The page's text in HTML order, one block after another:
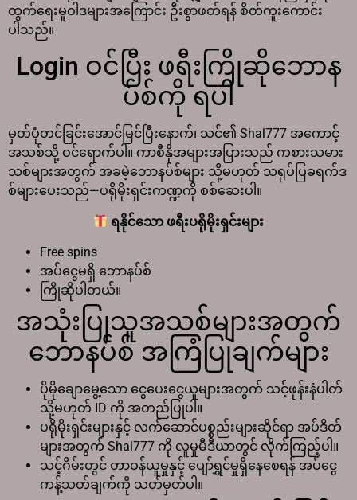
ထွက်ရေးမူဝါဒများအကြောင်း ဦးစွာဖတ်ရန် စိတ်ကူးကောင်း
ပါသည်။
Login ဝင်ပြီး ဖရီးကြိုဆိုဘောန
ပ်စ်ကို ရပါ
မှတ်ပုံတင်ခြင်းအောင်မြင်ပြီးနောက်၊ သင်၏ Shal777 အကောင့်
အသစ်သို့ ဝင်ရောက်ပါ။ ကာစီနိုအများအပြားသည် ကစားသမား
သစ်များအတွက် အခမဲ့ဘောနပ်စ်များ သို့မဟုတ် သရုပ်ပြခရက်ဒ
စ်များပေးသည်—ပရိုမိုးရှင်းကဏ္ဍကို စစ်ဆေးပါ။
ရနိုင်သော ဖရီးပရိုမိုးရှင်းများ
Free spins
အပ်ငွေမရှိ ဘောနပ်စ်
ကြိုဆိုပါတယ်။
အသုံးပြုသူအသစ်များအတွက်
ဘောနပ်စ် အကြံပြုချက်များ
ပိုမိုချောမွေ့သော ငွေပေးငွေယူများအတွက် သင့်ဖုန်းနံပါတ်
သို့မဟုတ် ID ကို အတည်ပြုပါ။
ပရိုမိုးရှင်းများနှင့် လက်ဆောင်ပစ္စည်းများဆိုင်ရာ အပ်ဒိတ်
များအတွက် Shal777 ကို လူမှုမီဒီယာတွင် လိုက်ကြည့်ပါ။
သင့်ဂိမ်းတွင် တာဝန်ယူမှုနှင့် ပျော်ရွှင်မှုရှိနေစေရန် အပ်ငွေ
ကန့်သတ်ချက်ကို သတ်မှတ်ပါ။